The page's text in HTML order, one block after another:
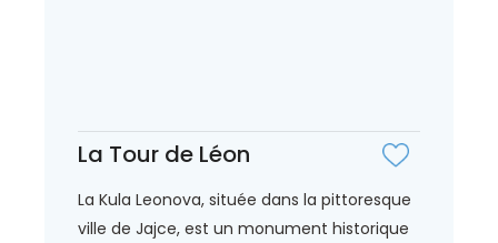
La Tour de Léon
La Kula Leonova, située dans la pittoresque
ville de Jajce, est un monument historique